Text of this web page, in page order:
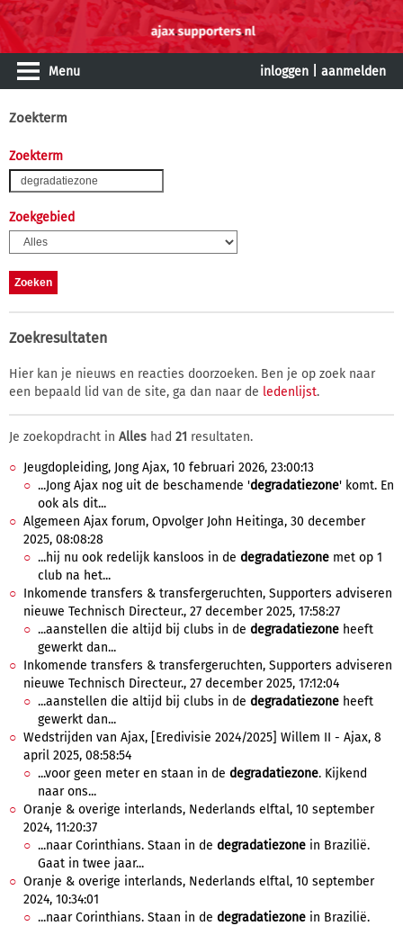
Menu inloggen aanmelden
Zoekterm
Zoekterm
Zoekgebied
Zoekresultaten
Hier kan je nieuws en reacties doorzoeken. Ben je op zoek naar
een bepaald lid van de site, ga dan naar de ledenlijst.
Je zoekopdracht in Alles had 21 resultaten.
Jeugdopleiding, Jong Ajax, 10 februari 2026, 23:00:13
...Jong Ajax nog uit de beschamende 'degradatiezone' komt. En
ook als dit...
Algemeen Ajax forum, Opvolger John Heitinga, 30 december
2025, 08:08:28
...hij nu ook redelijk kansloos in de degradatiezone met op 1
club na het...
Inkomende transfers & transfergeruchten, Supporters adviseren
nieuwe Technisch Directeur., 27 december 2025, 17:58:27
...aanstellen die altijd bij clubs in de degradatiezone heeft
gewerkt dan...
Inkomende transfers & transfergeruchten, Supporters adviseren
nieuwe Technisch Directeur., 27 december 2025, 17:12:04
...aanstellen die altijd bij clubs in de degradatiezone heeft
gewerkt dan...
Wedstrijden van Ajax, [Eredivisie 2024/2025] Willem II - Ajax, 8
april 2025, 08:58:54
...voor geen meter en staan in de degradatiezone. Kijkend
naar ons...
Oranje & overige interlands, Nederlands elftal, 10 september
2024, 11:20:37
...naar Corinthians. Staan in de degradatiezone in Brazilië.
Gaat in twee jaar...
Oranje & overige interlands, Nederlands elftal, 10 september
2024, 10:34:01
...naar Corinthians. Staan in de degradatiezone in Brazilië.